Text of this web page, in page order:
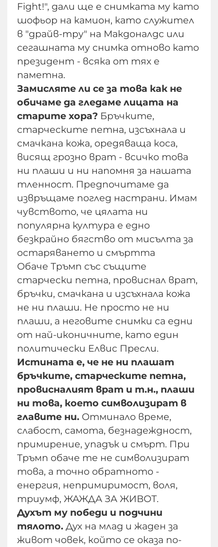
Fight!", дали ще е снимката му като
шофьор на камион, като служител
в "драйв-тру" на Макдоналдс или
сегашната му снимка отново като
президент - всяка от тях е
паметна.
Замисляте ли се за това как не
обичаме да гледаме лицата на
старите хора? Бръчките,
старческите петна, изсъхнала и
смачкана кожа, оредяваща коса,
висящ грозно врат - всичко това
ни плаши и ни напомня за нашата
тленност. Предпочитаме да
извръщаме поглед настрани. Имам
чувството, че цялата ни
популярна култура е едно
безкрайно бягство от мисълта за
остаряването и смъртта
Обаче Тръмп със същите
старчески петна, провиснал врат,
бръчки, смачкана и изсъхнала кожа
не ни плаши. Не просто не ни
плаши, а неговите снимки са едни
от най-иконичните, като един
политически Елвис Пресли.
Истината е, че не ни плашат
бръчките, старческите петна,
провисналият врат и т.н., плаши
ни това, което символизират в
главите ни. Отминало време,
слабост, самота, безнадеждност,
примирение, упадък и смърт. При
Тръмп обаче те не символизират
това, а точно обратното -
енергия, непримиримост, воля,
триумф, ЖАЖДА ЗА ЖИВОТ.
Духът му победи и подчини
тялото. Дух на млад и жаден за
живот човек, който се оказа по-